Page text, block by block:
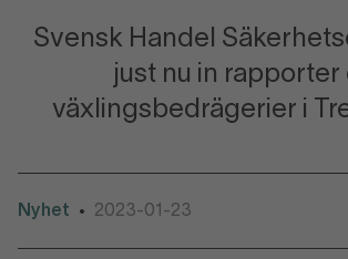
Svensk Handel
just nu in rapporter
växlingsbedrägerier i
Nyhet • 2023-01-23